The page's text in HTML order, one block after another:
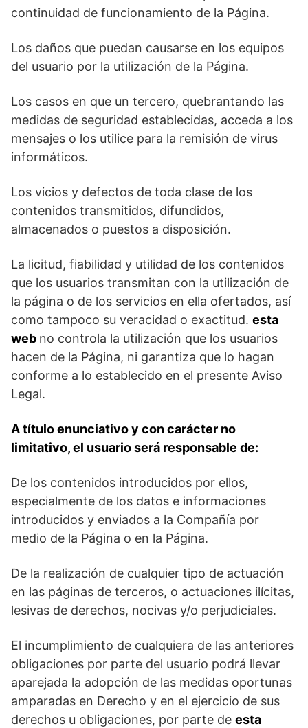
continuidad de funcionamiento de la Página.
Los daños que puedan causarse en los equipos
del usuario por la utilización de la Página.
Los casos en que un tercero, quebrantando las
medidas de seguridad establecidas, acceda a los
mensajes o los utilice para la remisión de virus
informáticos.
Los vicios y defectos de toda clase de los
contenidos transmitidos, difundidos,
almacenados o puestos a disposición.
La licitud, fiabilidad y utilidad de los contenidos
que los usuarios transmitan con la utilización de
la página o de los servicios en ella ofertados, así
como tampoco su veracidad o exactitud. esta
web no controla la utilización que los usuarios
hacen de la Página, ni garantiza que lo hagan
conforme a lo establecido en el presente Aviso
Legal.
A título enunciativo y con carácter no
limitativo, el usuario será responsable de:
De los contenidos introducidos por ellos,
especialmente de los datos e informaciones
introducidos y enviados a la Compañía por
medio de la Página o en la Página.
De la realización de cualquier tipo de actuación
en las páginas de terceros, o actuaciones ilícitas,
lesivas de derechos, nocivas y/o perjudiciales.
El incumplimiento de cualquiera de las anteriores
obligaciones por parte del usuario podrá llevar
aparejada la adopción de las medidas oportunas
amparadas en Derecho y en el ejercicio de sus
derechos u obligaciones, por parte de esta